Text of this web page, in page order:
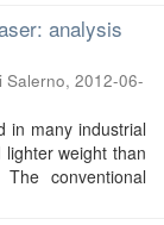
analysis
Salerno, 2012-06-
in many industrial
weight than
conventional